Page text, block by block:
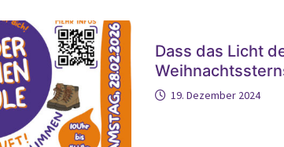
Dass das Licht
19. Dezember 2024